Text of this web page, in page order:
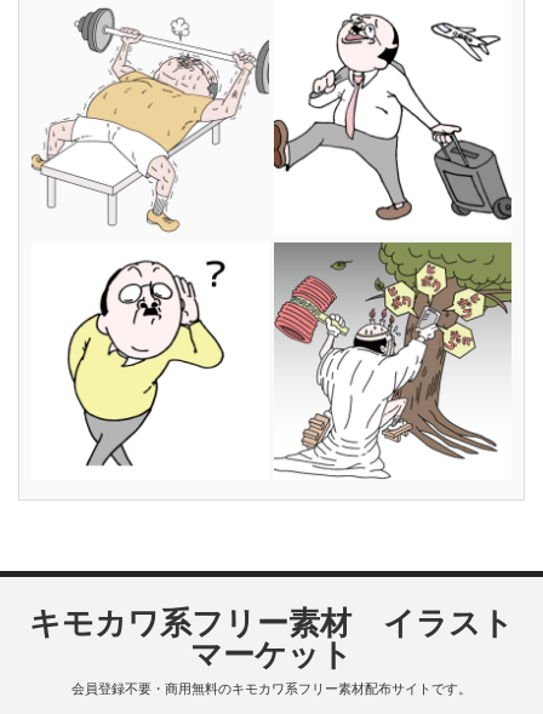
キモカワ系フリー素材 イラスト
マーケット
会員登録不要・商用無料のキモカワ系フリー素材配布サイトです。